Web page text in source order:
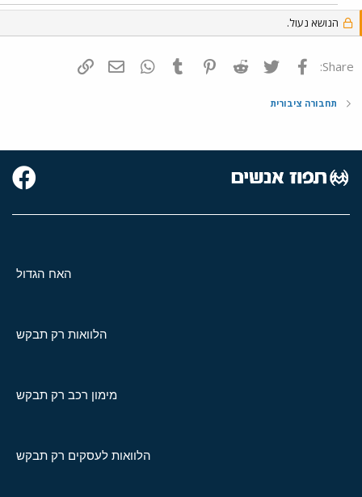
הנושא נעול.
Share: פייסבוק Twitter
Reddit
Pinterest
Tumblr
WhatsAppדואר אלקטרוני
תחבורה ציבורית
האח הגדול
הלוואות רק תבקש
מימון רכב רק תבקש
הלוואות לעסקים רק תבקש